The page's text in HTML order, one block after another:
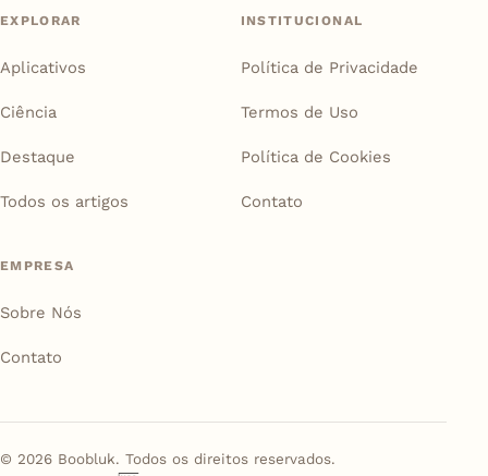
EXPLORAR
Aplicativos
Ciência
Destaque
Todos os artigos
INSTITUCIONAL
Política de Privacidade
Termos de Uso
Política de Cookies
Contato
EMPRESA
Sobre Nós
Contato
© 2026 Boobluk. Todos os direitos reservados.